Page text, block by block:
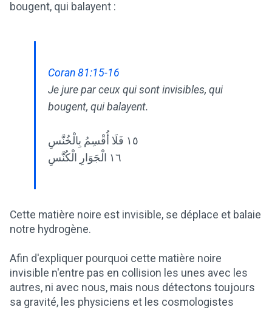
bougent, qui balayent :
Coran 81:15-16
Je jure par ceux qui sont invisibles, qui
bougent, qui balayent.
١٥ فَلَا أُقْسِمُ بِالْخُنَّسِ
١٦ الْجَوَارِ الْكُنَّسِ
Cette matière noire est invisible, se déplace et balaie
notre hydrogène.
Afin d'expliquer pourquoi cette matière noire
invisible n'entre pas en collision les unes avec les
autres, ni avec nous, mais nous détectons toujours
sa gravité, les physiciens et les cosmologistes